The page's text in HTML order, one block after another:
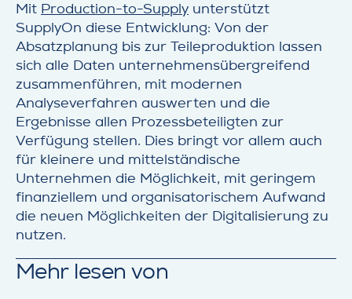
Mit Production-to-Supply unterstützt
SupplyOn diese Entwicklung: Von der
Absatzplanung bis zur Teileproduktion lassen
sich alle Daten unternehmensübergreifend
zusammenführen, mit modernen
Analyseverfahren auswerten und die
Ergebnisse allen Prozessbeteiligten zur
Verfügung stellen. Dies bringt vor allem auch
für kleinere und mittelständische
Unternehmen die Möglichkeit, mit geringem
finanziellem und organisatorischem Aufwand
die neuen Möglichkeiten der Digitalisierung zu
nutzen.
Mehr lesen von